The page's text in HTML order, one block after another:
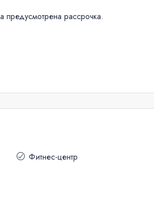
предусмотрена рассрочка.
Фитнес-центр